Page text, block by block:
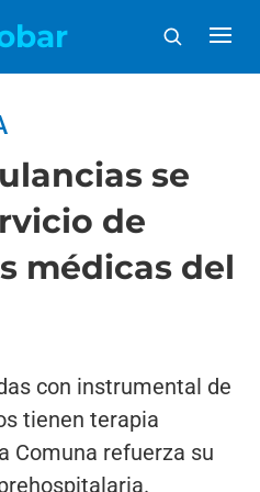
se
de
médicas del
con instrumental de
tienen terapia
Comuna refuerza su